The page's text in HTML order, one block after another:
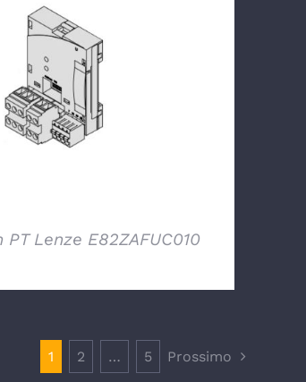
DETTAGLI
PT Lenze E82ZAFUC010
1 2 … 5 Prossimo